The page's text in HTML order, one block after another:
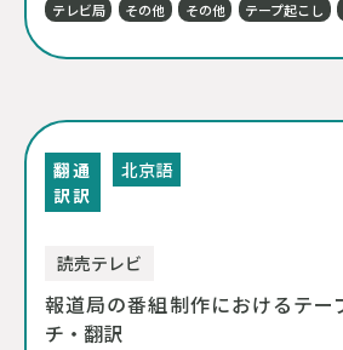
テレビ局 その他 その他 テープ起こし
翻
訳
通
訳
北京語
読売テレビ
報道局の番組制作におけるテー
チ・翻訳